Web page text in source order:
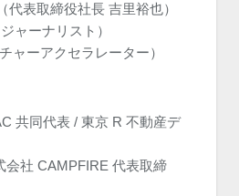
代表取締役社長 吉里裕也）
ャーナリスト）
ャーアクセラレーター）
共同代表 / 東京 R 不動産デ
会社 CAMPFIRE 代表取締